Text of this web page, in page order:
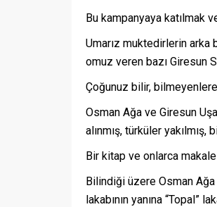
Bu kampanyaya katılmak
Umarız muktedirlerin arka
omuz veren bazı Giresun
Çoğunuz bilir, bilmeyenlere
Osman Ağa ve Giresun
alınmış, türküler
Bir kitap ve onlarca
Bilindiği üzere Osman Ağa
lakabının yanına “Topal”